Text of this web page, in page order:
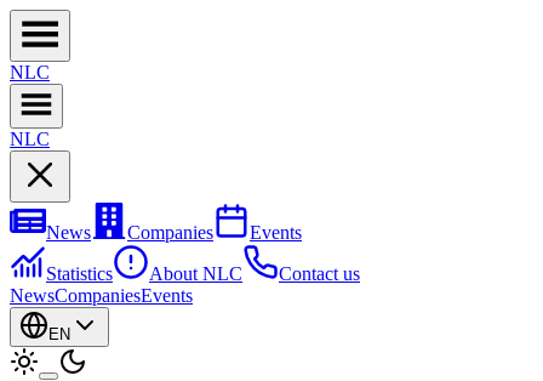
NLC
NLC
News Companies
Events
Statistics
About NLC
Contact us
NewsCompaniesEvents
EN